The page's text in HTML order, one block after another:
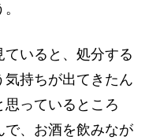
ていると、処分する
持ちが出てきたん
っているところ
で、お酒を飲みなが